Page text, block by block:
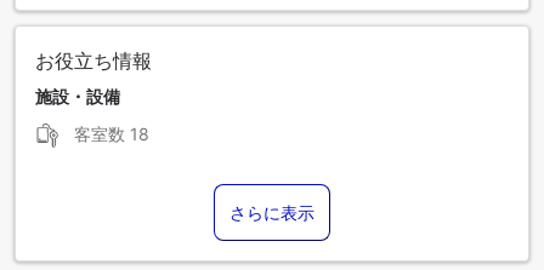
お役立ち情報
施設・設備
客室数 18
さらに表示